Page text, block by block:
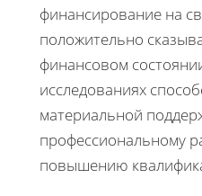
финансирование на
положительно
финансовом
исследованиях
материальной
профессиональному
повышению